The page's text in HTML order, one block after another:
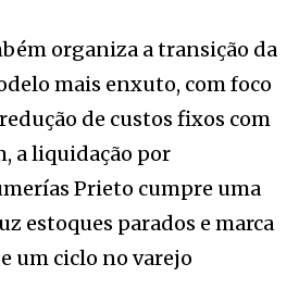
organiza a transição da
mais enxuto, com foco
de custos fixos com
a liquidação por
Prieto cumpre uma
estoques parados e marca
um ciclo no varejo